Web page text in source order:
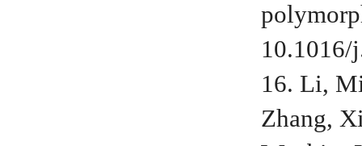
10.1016/
16. Li,
Zhang,